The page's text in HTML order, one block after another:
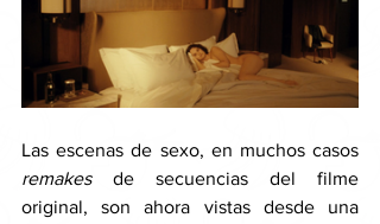
remakes de secuencias del filme
original, son ahora vistas desde una